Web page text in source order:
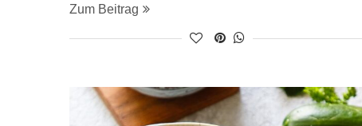
Zum Beitrag